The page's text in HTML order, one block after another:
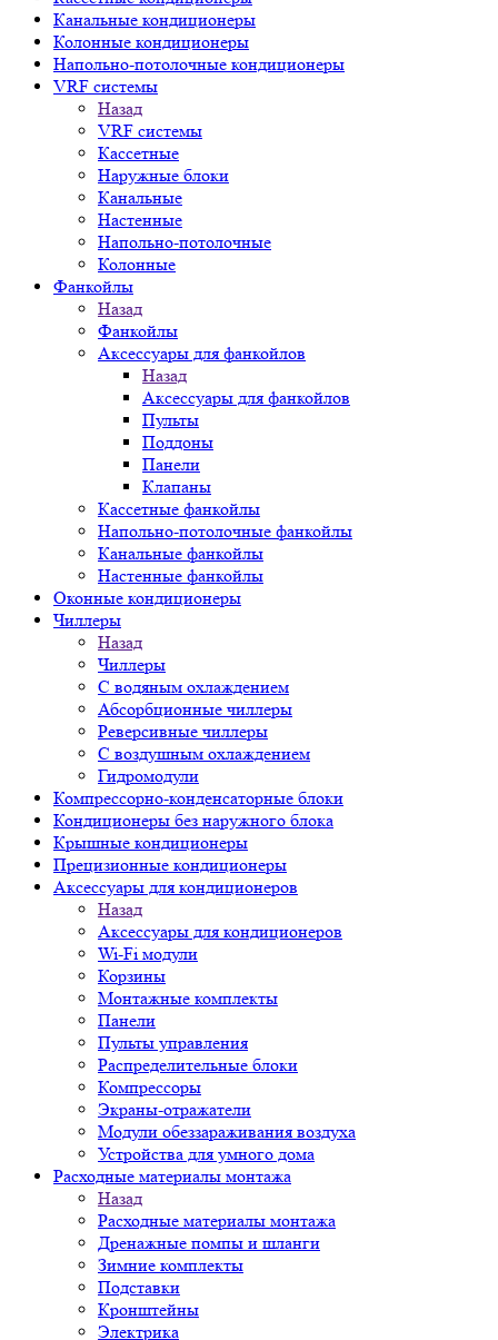
Канальные кондиционеры
Колонные кондиционеры
Напольно-потолочные кондиционеры
VRF системы
Назад
VRF системы
Кассетные
Наружные блоки
Канальные
Настенные
Напольно-потолочные
Колонные
Фанкойлы
Назад
Фанкойлы
Аксессуары для фанкойлов
Назад
Аксессуары для фанкойлов
Пульты
Поддоны
Панели
Клапаны
Кассетные фанкойлы
Напольно-потолочные фанкойлы
Канальные фанкойлы
Настенные фанкойлы
Оконные кондиционеры
Чиллеры
Назад
Чиллеры
С водяным охлаждением
Абсорбционные чиллеры
Реверсивные чиллеры
С воздушным охлаждением
Гидромодули
Компрессорно-конденсаторные блоки
Кондиционеры без наружного блока
Крышные кондиционеры
Прецизионные кондиционеры
Аксессуары для кондиционеров
Назад
Аксессуары для кондиционеров
Wi-Fi модули
Корзины
Монтажные комплекты
Панели
Пульты управления
Распределительные блоки
Компрессоры
Экраны-отражатели
Модули обеззараживания воздуха
Устройства для умного дома
Расходные материалы монтажа
Назад
Расходные материалы монтажа
Дренажные помпы и шланги
Зимние комплекты
Подставки
Кронштейны
Электрика